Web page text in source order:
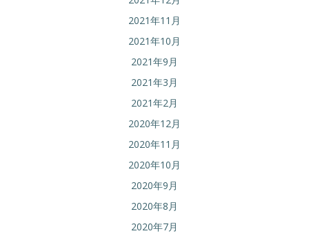
2021年11月
2021年10月
2021年9月
2021年3月
2021年2月
2020年12月
2020年11月
2020年10月
2020年9月
2020年8月
2020年7月